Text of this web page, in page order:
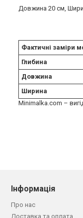
Довжина 20 см,
Фактичні заміри
Глибина
Довжина
Ширина
Minimalka.com –
Інформація
Про нас
Доставка та оплата